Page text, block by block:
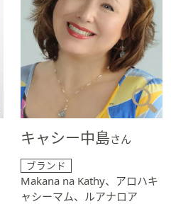
キャシー中島さん
ブランド
Makana na Kathy、アロハキ
ャシーマム、ルアナロア